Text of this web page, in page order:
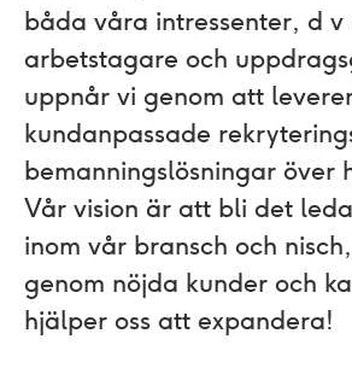
båda våra intressenter, d v
arbetstagare och
uppnår vi genom att
kundanpassade
bemanningslösningar över
Vår vision är att bli det
inom vår bransch och
genom nöjda kunder och
hjälper oss att expandera!